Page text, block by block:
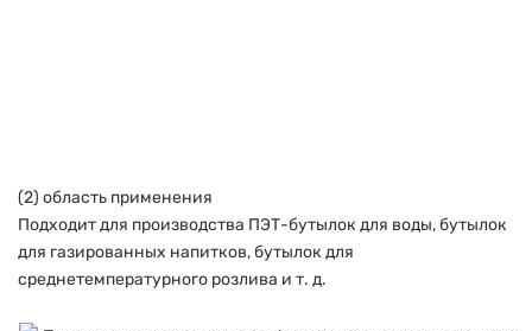
(2) область применения
Подходит для производства ПЭТ-бутылок для воды, бутылок
для газированных напитков, бутылок для
среднетемпературного розлива и т. д.